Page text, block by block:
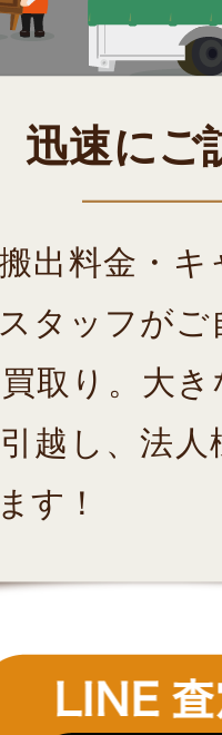
迅速にご
出料金・
タッフが
取り。大
越し、法
す！